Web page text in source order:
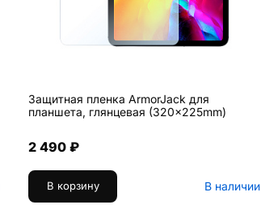
Защитная пленка ArmorJack для
планшета, глянцевая (320x225mm)
2 490 ₽
В корзину В наличии